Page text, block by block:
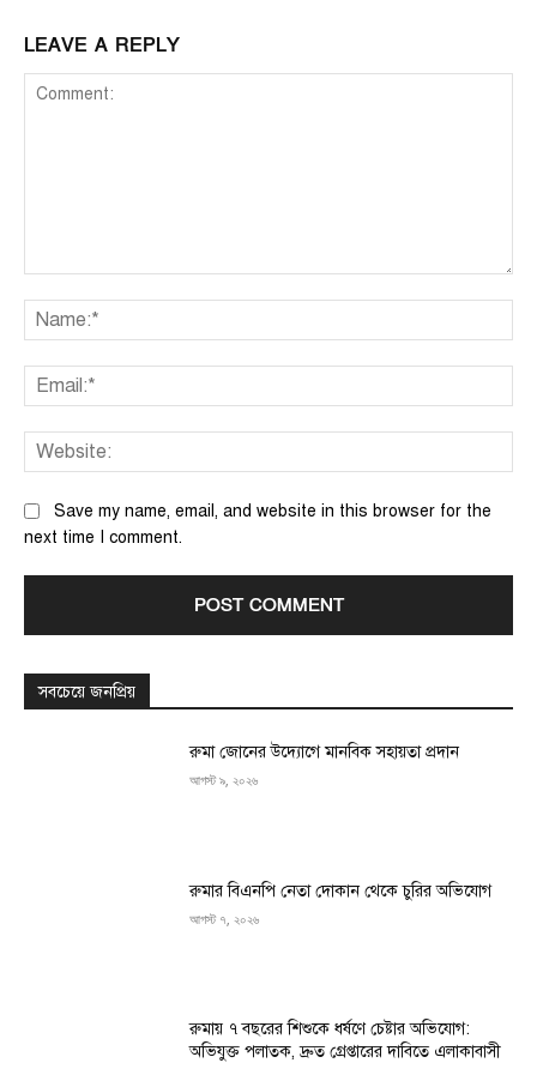
LEAVE A REPLY
Save my name, email, and website in this browser for the
next time I comment.
সবচেয়ে জনপ্রিয়
রুমা জোনের উদ্যোগে মানবিক সহায়তা প্রদান
আগস্ট ৯, ২০২৬
রুমার বিএনপি নেতা দোকান থেকে চুরির অভিযোগ
আগস্ট ৭, ২০২৬
রুমায় ৭ বছরের শিশুকে ধর্ষণে চেষ্টার অভিযোগ:
অভিযুক্ত পলাতক, দ্রুত গ্রেপ্তারের দাবিতে এলাকাবাসী